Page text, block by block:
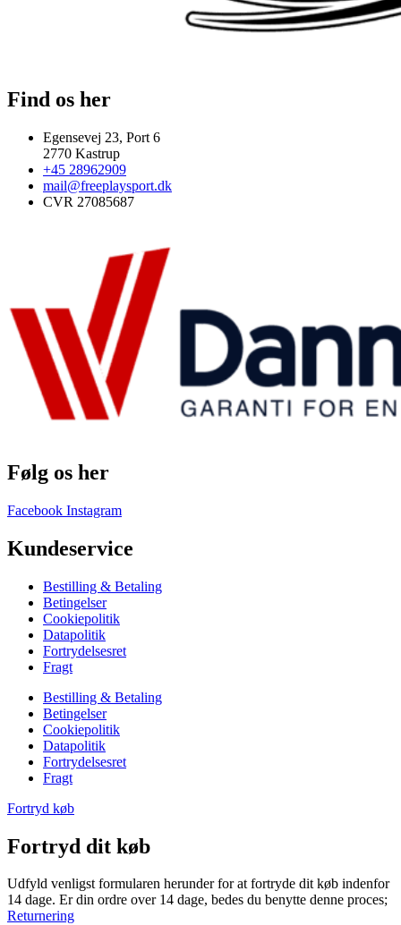
Find os her
Egensevej 23, Port 6
2770 Kastrup
+45 28962909
mail@freeplaysport.dk
CVR 27085687
Følg os her
Facebook Instagram
Kundeservice
Bestilling & Betaling
Betingelser
Cookiepolitik
Datapolitik
Fortrydelsesret
Fragt
Bestilling & Betaling
Betingelser
Cookiepolitik
Datapolitik
Fortrydelsesret
Fragt
Fortryd køb
Fortryd dit køb
Udfyld venligst formularen herunder for at fortryde dit køb indenfor
14 dage. Er din ordre over 14 dage, bedes du benytte denne proces;
Returnering